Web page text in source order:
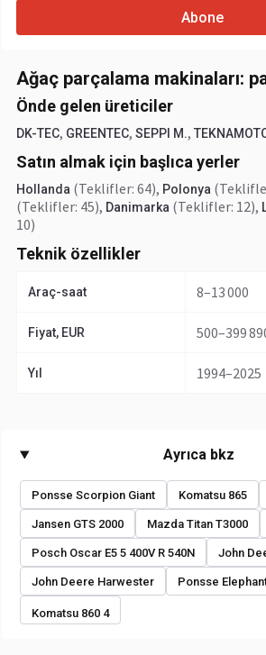
Abone
Ağaç parçalama makinaları:
Önde gelen üreticiler
DK-TEC, GREENTEC, SEPPI M.,
Satın almak için başlıca yerler
Hollanda (Teklifler: 64), Polonya
(Teklifler: 45), Danimarka (Teklifler: 12),
10)
Teknik özellikler
Araç-saat 8–13 000
Fiyat, EUR 500–399
Yıl 1994–2025
Ayrıca bkz
Ponsse Scorpion Giant Komatsu 865
Jansen GTS 2000 Mazda Titan T3000
Posch Oscar E5 5 400V R 540N John
John Deere Harwester Ponsse
Komatsu 860 4